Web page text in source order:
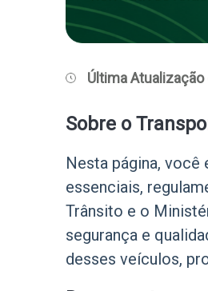
Última Atualização
Sobre o
Nesta página,
essenciais,
Trânsito e o
segurança e
desses veículos,